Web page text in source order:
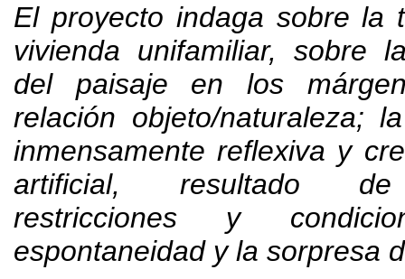
El proyecto indaga sobre la
vivienda unifamiliar, sobre
del paisaje en los
relación objeto/naturaleza;
inmensamente reflexiva y
artificial, resultado
restricciones y
espontaneidad y la sorpresa